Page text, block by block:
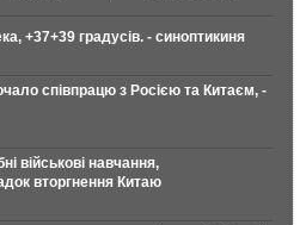
+37+39 градусів. - синоптикиня
співпрацю з Росією та Китаєм, -
військові навчання,
вторгнення Китаю